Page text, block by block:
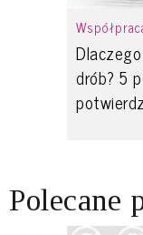
drób? 5
Polecane